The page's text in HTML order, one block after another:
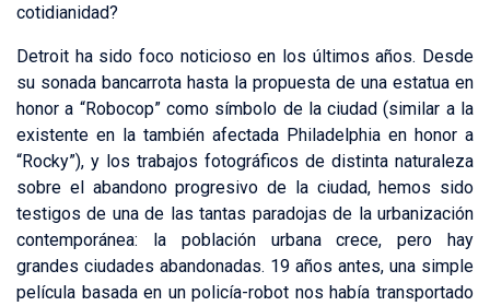
cotidianidad?
Detroit ha sido foco noticioso en los últimos años. Desde
su sonada bancarrota hasta la propuesta de una estatua en
honor a “Robocop” como símbolo de la ciudad (similar a la
existente en la también afectada Philadelphia en honor a
“Rocky”), y los trabajos fotográficos de distinta naturaleza
sobre el abandono progresivo de la ciudad, hemos sido
testigos de una de las tantas paradojas de la urbanización
contemporánea: la población urbana crece, pero hay
grandes ciudades abandonadas. 19 años antes, una simple
película basada en un policía-robot nos había transportado